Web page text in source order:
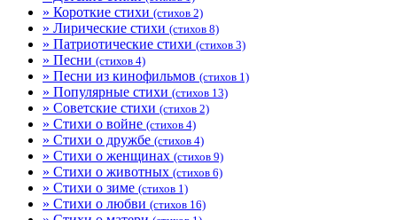
» Короткие стихи (стихов 2)
» Лирические стихи (стихов 8)
» Патриотические стихи (стихов 3)
» Песни (стихов 4)
» Песни из кинофильмов (стихов 1)
» Популярные стихи (стихов 13)
» Советские стихи (стихов 2)
» Стихи о войне (стихов 4)
» Стихи о дружбе (стихов 4)
» Стихи о женщинах (стихов 9)
» Стихи о животных (стихов 6)
» Стихи о зиме (стихов 1)
» Стихи о любви (стихов 16)